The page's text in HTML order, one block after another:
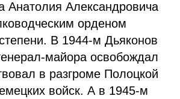
Анатолия Александровича
орденом
В 1944-м Дьяконов
майора освобождал
в разгроме Полоцкой
войск. А в 1945-м